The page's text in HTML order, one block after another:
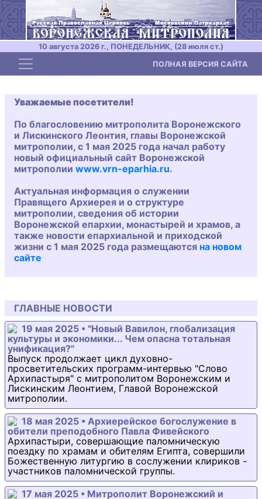
10 августа 2026 г., ПОНЕДЕЛЬНИК, (28 июля ст.)
Toggle navigation ПОЛНАЯ ВЕРСИЯ САЙТА
Уважаемые посетители!
По благословению митрополита Воронежского
и Лискинского Леонтия, главы Воронежской
митрополии, с 1 мая 2025 года начал работу
новый официальный сайт Воронежской
митрополии www.vrn-eparhia.ru.
Актуальная информация о служении
Правящего Архиерея и о структуре
митрополии, сведения об истории
Воронежской епархии, монастырей и храмов, а
также новости епархиальной и приходской
жизни с 1 мая 2025 года размещаются на новом
сайте
ГЛАВНЫЕ НОВОСТИ
19 мая 2025 • "Новый Вавилон, глобализация
культуры и экономики... Чем опасна тотальная
унификация?"
Выпуск продолжает цикл духовно-
просветительских программ-интервью "Слово
Архипастыря" с митрополитом Воронежским и
Лискинским Леонтием, Главой Воронежской
митрополии.
18 мая 2025 • Архиерейское богослужение в
обители преподобного Павла Фивейского
Архипастыри, совершающие паломническую
поездку по храмам и обителям Египта, совершили
Божественную литургию в сослужении клириков -
участников паломнической группы.
17 мая 2025 • Митрополит Воронежский и